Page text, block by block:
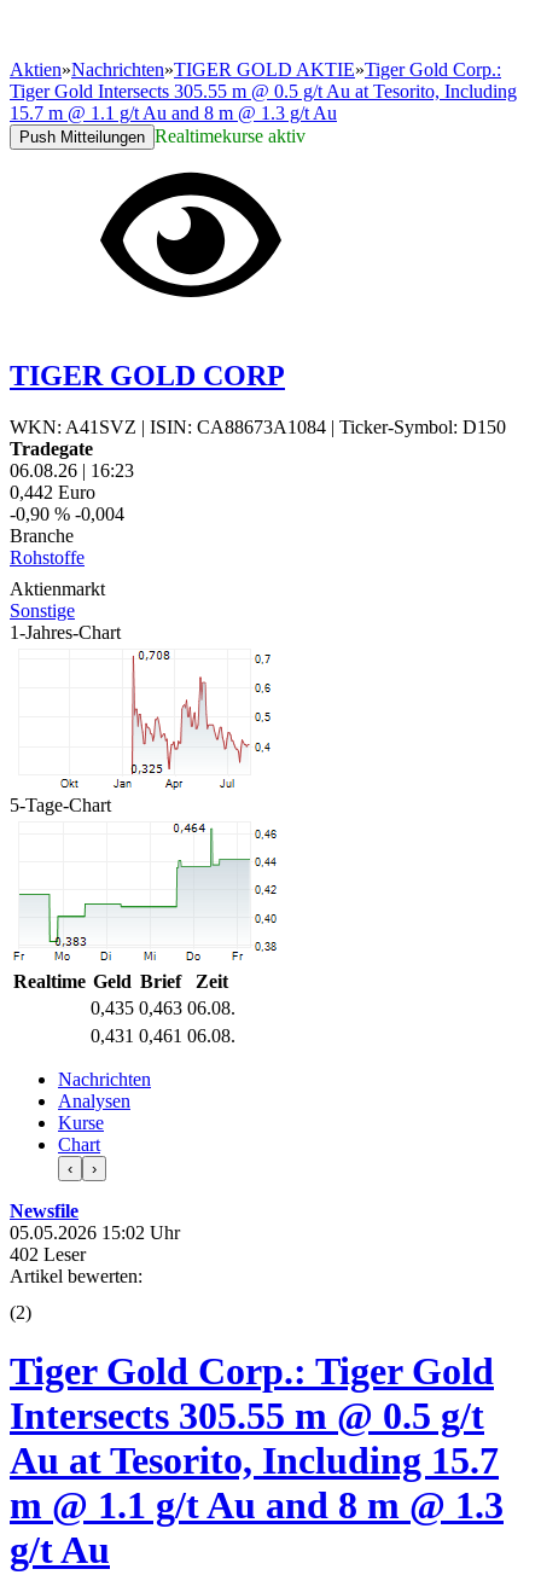
Aktien»Nachrichten»TIGER GOLD AKTIE»Tiger Gold Corp.:
Tiger Gold Intersects 305.55 m @ 0.5 g/t Au at Tesorito, Including
15.7 m @ 1.1 g/t Au and 8 m @ 1.3 g/t Au
Push Mitteilungen Realtimekurse aktiv
TIGER GOLD CORP
WKN: A41SVZ | ISIN: CA88673A1084 | Ticker-Symbol: D150
Tradegate
06.08.26 | 16:23
0,442 Euro
-0,90 % -0,004
Branche
Rohstoffe
Aktienmarkt
Sonstige
1-Jahres-Chart
5-Tage-Chart
Realtime Geld Brief
Zeit
0,435 0,463 06.08.
0,431 0,461 06.08.
Nachrichten
Analysen
Kurse
Chart
‹ ›
Newsfile
05.05.2026 15:02 Uhr
402 Leser
Artikel bewerten:
(2)
Tiger Gold Corp.: Tiger Gold
Intersects 305.55 m @ 0.5 g/t
Au at Tesorito, Including 15.7
m @ 1.1 g/t Au and 8 m @ 1.3
g/t Au